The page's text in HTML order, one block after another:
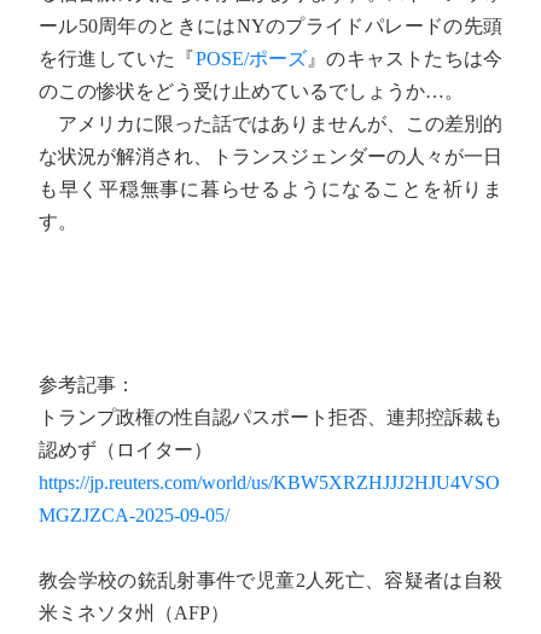
ール50周年のときにはNYのプライドパレードの先頭
を行進していた『POSE/ポーズ 』のキャストたちは今
のこの惨状をどう受け止めているでしょうか…。
アメリカに限った話ではありませんが、この差別的
な状況が解消され、トランスジェンダーの人々が一日
も早く平穏無事に暮らせるようになることを祈りま
す。
参考記事：
トランプ政権の性自認パスポート拒否、連邦控訴裁も
認めず（ロイター）
https://jp.reuters.com/world/us/KBW5XRZHJJJ2HJU4VSO
MGZJZCA-2025-09-05/
教会学校の銃乱射事件で児童2人死亡、容疑者は自殺
米ミネソタ州（AFP）